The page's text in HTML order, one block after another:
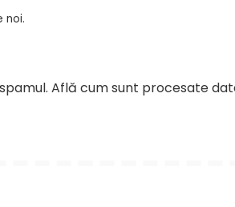
noi.
Află cum sunt procesate